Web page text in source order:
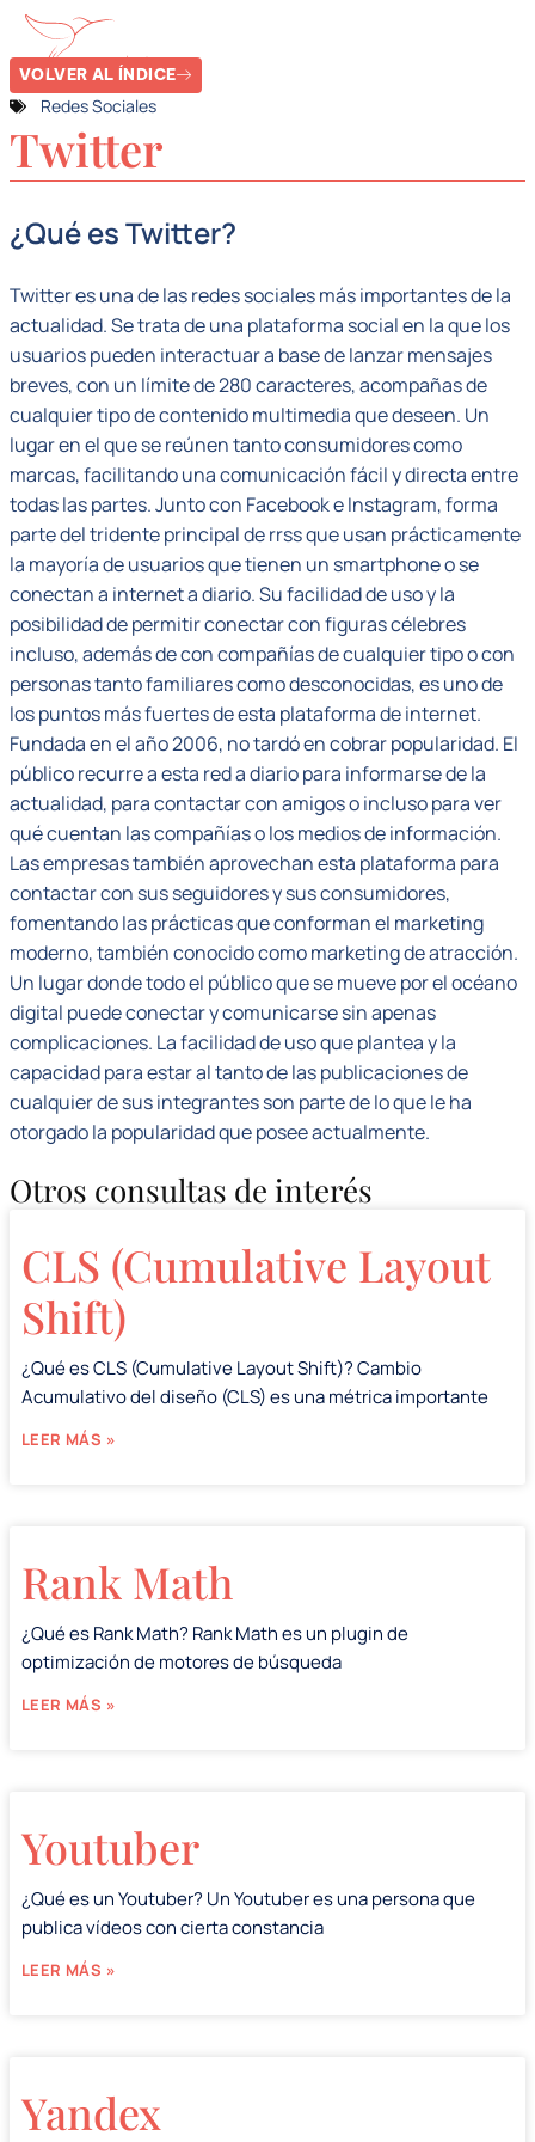
VOLVER AL ÍNDICE
Redes Sociales
Twitter
¿Qué es Twitter?
Twitter es una de las redes sociales más importantes de la
actualidad. Se trata de una plataforma social en la que los
usuarios pueden interactuar a base de lanzar mensajes
breves, con un límite de 280 caracteres, acompañas de
cualquier tipo de contenido multimedia que deseen. Un
lugar en el que se reúnen tanto consumidores como
marcas, facilitando una comunicación fácil y directa entre
todas las partes. Junto con Facebook e Instagram, forma
parte del tridente principal de rrss que usan prácticamente
la mayoría de usuarios que tienen un smartphone o se
conectan a internet a diario. Su facilidad de uso y la
posibilidad de permitir conectar con figuras célebres
incluso, además de con compañías de cualquier tipo o con
personas tanto familiares como desconocidas, es uno de
los puntos más fuertes de esta plataforma de internet.
Fundada en el año 2006, no tardó en cobrar popularidad. El
público recurre a esta red a diario para informarse de la
actualidad, para contactar con amigos o incluso para ver
qué cuentan las compañías o los medios de información.
Las empresas también aprovechan esta plataforma para
contactar con sus seguidores y sus consumidores,
fomentando las prácticas que conforman el marketing
moderno, también conocido como marketing de atracción.
Un lugar donde todo el público que se mueve por el océano
digital puede conectar y comunicarse sin apenas
complicaciones. La facilidad de uso que plantea y la
capacidad para estar al tanto de las publicaciones de
cualquier de sus integrantes son parte de lo que le ha
otorgado la popularidad que posee actualmente.
Otros consultas de interés
CLS (Cumulative Layout
Shift)
¿Qué es CLS (Cumulative Layout Shift)? Cambio
Acumulativo del diseño (CLS) es una métrica importante
LEER MÁS »
Rank Math
¿Qué es Rank Math? Rank Math es un plugin de
optimización de motores de búsqueda
LEER MÁS »
Youtuber
¿Qué es un Youtuber? Un Youtuber es una persona que
publica vídeos con cierta constancia
LEER MÁS »
Yandex